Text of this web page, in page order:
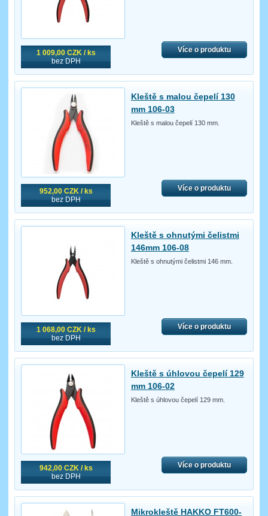
1 009,00 CZK / ks
bez DPH
Více o produktu
952,00 CZK / ks
bez DPH
Kleště s malou čepelí 130
mm 106-03
Kleště s malou čepelí 130 mm.
Více o produktu
1 068,00 CZK / ks
bez DPH
Kleště s ohnutými čelistmi
146mm 106-08
Kleště s ohnutými čelistmi 146 mm.
Více o produktu
942,00 CZK / ks
bez DPH
Kleště s úhlovou čepelí 129
mm 106-02
Kleště s úhlovou čepelí 129 mm.
Více o produktu
Mikrokleště HAKKO FT600-